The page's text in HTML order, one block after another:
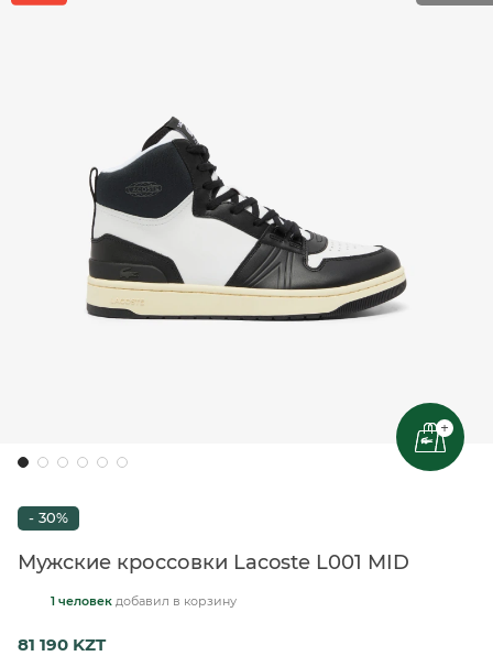
МЫ LACOSTE
+
- 30%
Мужские кроссовки Lacoste L001 MID
1 человек добавил в корзину
81 190 KZT